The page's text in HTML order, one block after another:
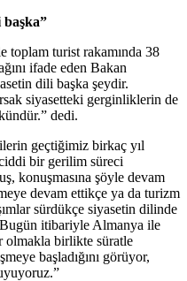
toplam turist rakamında 38
ifade eden Bakan
dili başka şeydir.
siyasetteki gerginliklerin de
dedi.
geçtiğimiz birkaç yıl
bir gerilim süreci
konuşmasına şöyle devam
devam ettikçe ya da turizm
sürdükçe siyasetin dilinde
itibariyle Almanya ile
olmakla birlikte süratle
başladığını görüyor,